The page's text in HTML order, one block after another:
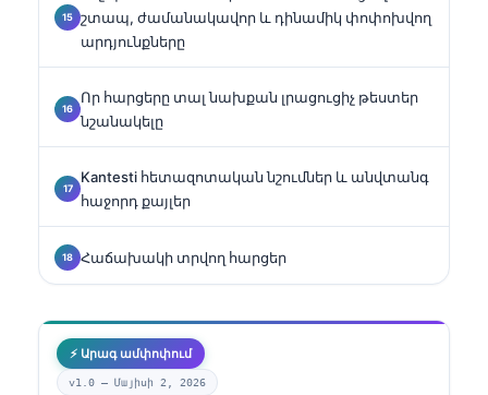
շտապ, ժամանակավոր և դինամիկ փոփոխվող
արդյունքները
Որ հարցերը տալ նախքան լրացուցիչ թեստեր
նշանակելը
Kantesti հետազոտական նշումներ և անվտանգ
հաջորդ քայլեր
Հաճախակի տրվող հարցեր
⚡ Արագ ամփոփում
v1.0 — Մայիսի 2, 2026